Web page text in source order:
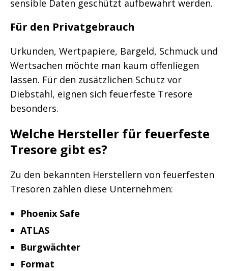
sensible Daten geschützt aufbewahrt werden.
Für den Privatgebrauch
Urkunden, Wertpapiere, Bargeld, Schmuck und
Wertsachen möchte man kaum offenliegen
lassen. Für den zusätzlichen Schutz vor
Diebstahl, eignen sich feuerfeste Tresore
besonders.
Welche Hersteller für feuerfeste
Tresore gibt es?
Zu den bekannten Herstellern von feuerfesten
Tresoren zählen diese Unternehmen:
Phoenix Safe
ATLAS
Burgwächter
Format